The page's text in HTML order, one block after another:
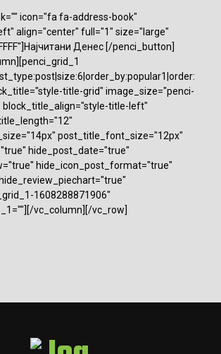
icon="fa fa-address-book"
align="center" full="1" size="large"
Денес [/penci_button]
title-grid" image_size="penci-
title-left"
post_title_font_size="12px"
hide_post_date="true"
hide_icon_post_format="true"
1608288871906"
vc_column][/vc_row]